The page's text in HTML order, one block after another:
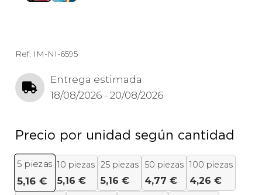
Ref. IM-NI-6595
Entrega estimada:
18/08/2026 - 20/08/2026
Precio por unidad según cantidad
5 piezas
5,16 €
10 piezas
5,16 €
25 piezas
5,16 €
50 piezas
4,77 €
100 piezas
4,26 €